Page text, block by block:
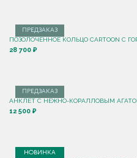
ПРЕДЗАКАЗ
ПОЗОЛОЧЕННОЕ КОЛЬЦО CARTOON C
28 700 ₽
ПРЕДЗАКАЗ
АНКЛЕТ С НЕЖНО-КОРАЛЛОВЫМ АГАТОМ
12 500 ₽
НОВИНКА